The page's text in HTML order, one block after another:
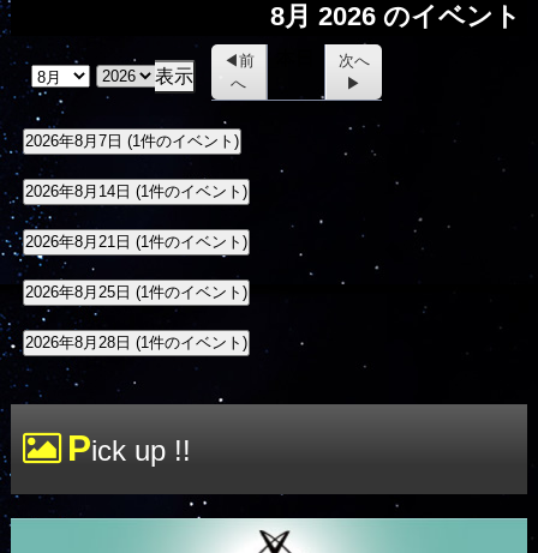
8月 2026 のイベント
月
年
前
へ
次へ
2026年8月7日 (1件のイベント)
2026年8月14日 (1件のイベント)
2026年8月21日 (1件のイベント)
2026年8月25日 (1件のイベント)
2026年8月28日 (1件のイベント)
Pick up !!